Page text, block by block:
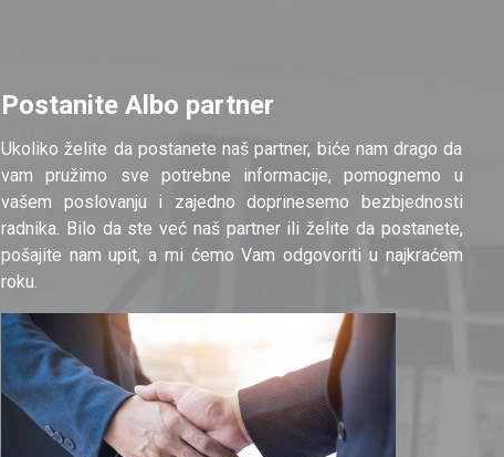
Postanite Albo partner
Ukoliko želite da postanete naš partner, biće nam drago da
vam pružimo sve potrebne informacije, pomognemo u
vašem poslovanju i zajedno doprinesemo bezbjednosti
radnika. Bilo da ste već naš partner ili želite da postanete,
pošajite nam upit, a mi ćemo Vam odgovoriti u najkraćem
roku.